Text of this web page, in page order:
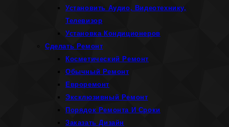
Установить Аудио, Видеотехнику,
Телевизор
Установка Кондиционеров
Сделать Ремонт
Косметический Ремонт
Обычный Ремонт
Евроремонт
Эксклюзивный Ремонт
Порядок Ремонта И Сроки
Заказать Дизайн